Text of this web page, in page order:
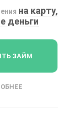
на карту,
деньги
ЗАЙМ